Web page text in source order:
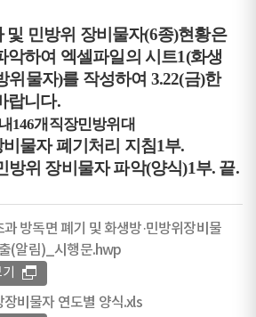
및 민방위 장비물자(6종)현황은
악하여 엑셀파일의 시트1(화생
위물자)를 작성하여 3.22(금)한
랍니다.
146개직장민방위대
물자 폐기처리 지침1부.
위 장비물자 파악(양식)1부. 끝.
과 방독면 폐기 및 화생방·민방위장비물
(알림)_시행문.hwp
장비물자 연도별 양식.xls